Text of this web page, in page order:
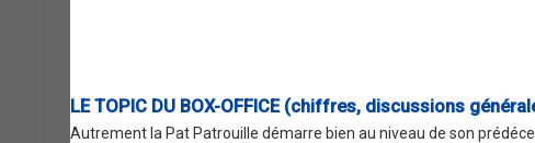
LE TOPIC DU BOX-OFFICE (chiffres, discussions
Autrement la Pat Patrouille démarre bien au niveau de son